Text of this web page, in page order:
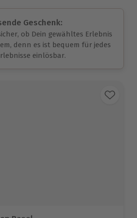
Geschenk:
ob Dein gewähltes Erlebnis
denn es ist bequem für jedes
einlösbar.